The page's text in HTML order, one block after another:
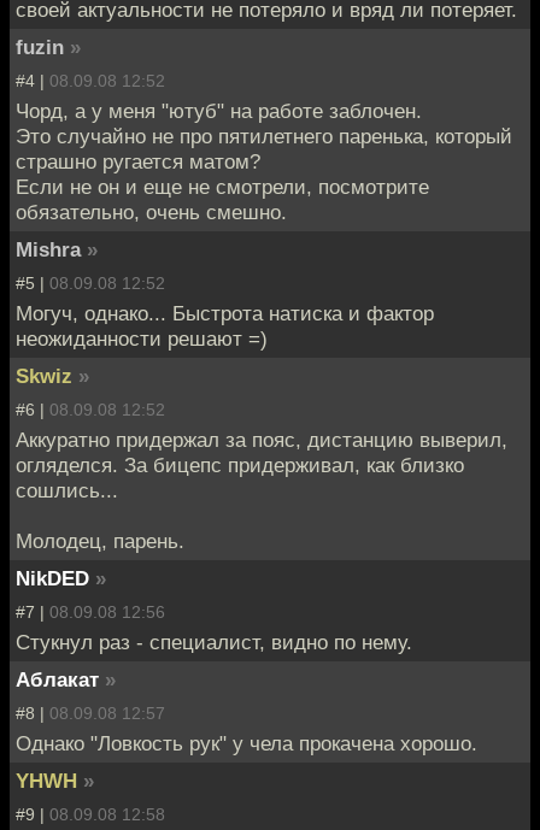
своей актуальности не потеряло и вряд ли потеряет.
fuzin »
#4 | 08.09.08 12:52
Чорд, а у меня "ютуб" на работе заблочен.
Это случайно не про пятилетнего паренька, который
страшно ругается матом?
Если не он и еще не смотрели, посмотрите
обязательно, очень смешно.
Mishra »
#5 | 08.09.08 12:52
Могуч, однако... Быстрота натиска и фактор
неожиданности решают =)
Skwiz »
#6 | 08.09.08 12:52
Аккуратно придержал за пояс, дистанцию выверил,
огляделся. За бицепс придерживал, как близко
сошлись...
Молодец, парень.
NikDED »
#7 | 08.09.08 12:56
Стукнул раз - специалист, видно по нему.
Аблакат »
#8 | 08.09.08 12:57
Однако "Ловкость рук" у чела прокачена хорошо.
YHWH »
#9 | 08.09.08 12:58